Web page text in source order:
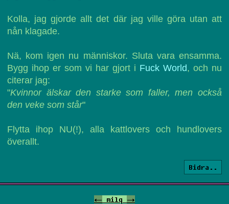
Kolla, jag gjorde allt det där jag ville göra utan att
nån klagade.
Nä, kom igen nu människor. Sluta vara ensamma.
Bygg ihop er som vi har gjort i Fuck World, och nu
citerar jag:
"Kvinnor älskar den starke som faller, men också
den veke som står"
Flytta ihop NU(!), alla kattlovers och hundlovers
överallt.
Bidra..
<- milq ->